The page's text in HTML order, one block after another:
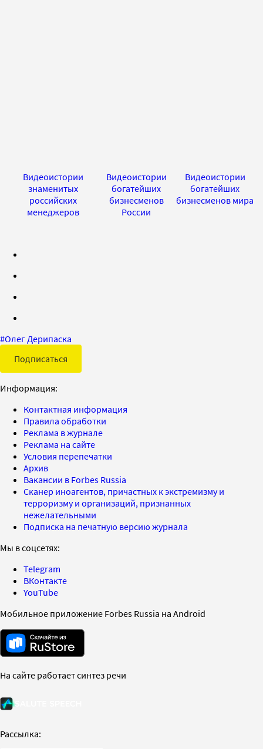
Видеоистории
знаменитых
российских
менеджеров
Видеоистории
богатейших
бизнесменов
России
Видеоистории
богатейших
бизнесменов мира
#Олег Дерипаска
Подписаться
Информация:
Контактная информация
Правила обработки
Реклама в журнале
Реклама на сайте
Условия перепечатки
Архив
Вакансии в Forbes Russia
Сканер иноагентов, причастных к экстремизму и
терроризму и организаций, признанных
нежелательными
Подписка на печатную версию журнала
Мы в соцсетях:
Telegram
ВКонтакте
YouTube
Мобильное приложение Forbes Russia на Android
На сайте работает синтез речи
Рассылка: